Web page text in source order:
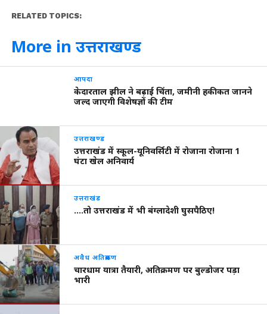
RELATED TOPICS:
More in उत्तराखण्ड
आपदा
केदारताल झील ने बढ़ाई चिंता, जमीनी हकीकत जानने
जल्द जाएगी विशेषज्ञों की टीम
उत्तराखण्ड
उत्तराखंड में स्कूल-यूनिवर्सिटी में रोजाना रोजाना 1
घंटा खेल अनिवार्य
उत्तराखंड
….तो उत्तराखंड में भी बंग्लादेशी घुसपैठिए!
अवैध अतिक्रमण
चारधाम यात्रा तैयारी, अतिक्रमण पर बुल्डोजर पड़ा
भारी